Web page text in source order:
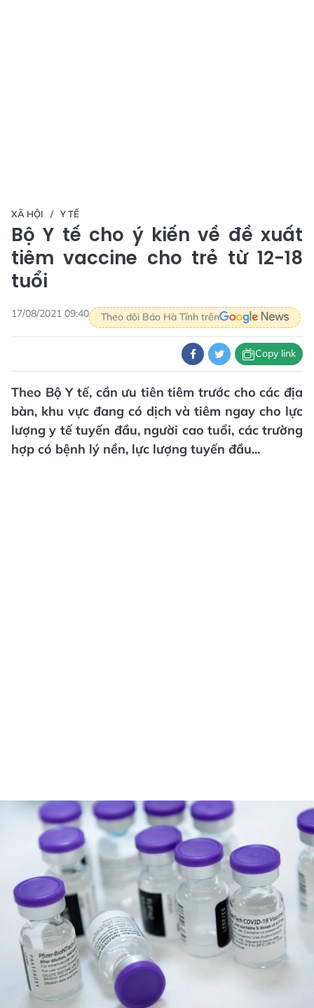
XÃ HỘI Y TẾ
Bộ Y tế cho ý kiến về đề xuất
tiêm vaccine cho trẻ từ 12-18
tuổi
17/08/2021 09:40 Theo dõi Báo Hà Tĩnh trên
Copy link
Theo Bộ Y tế, cần ưu tiên tiêm trước cho các địa
bàn, khu vực đang có dịch và tiêm ngay cho lực
lượng y tế tuyến đầu, người cao tuổi, các trường
hợp có bệnh lý nền, lực lượng tuyến đầu...